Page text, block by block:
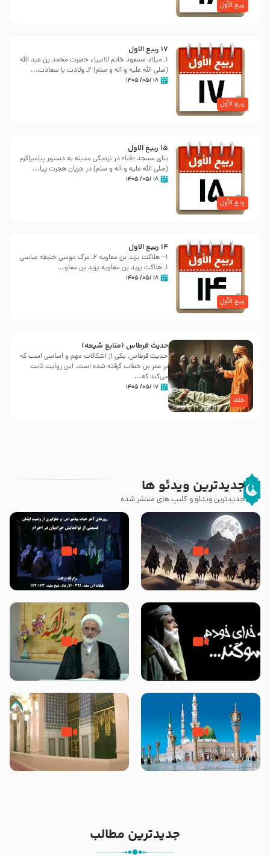
ربیع الأول
ربیع الأول
17 ربيع الاول
١ـ میلاد مسعود خاتم الانبیاء حضرت محمد بن عبد الله
‌(صلی الله علیه و آله و سلم) ٢ـ ولادت با سعادت...
۱۸ /۰۵/ ۱۴۰۵
ربیع الأول
15 ربيع الاول
بنای مسجد «قبا» در نزدیكی مدینه به دستور پیامبراكرم
(صلی الله علیه و آله و سلم) در جریان هجرت پیا...
۱۸ /۰۵/ ۱۴۰۵
ربیع الأول
14 ربيع الاول
1– هلاكت یزید بن معاویه ٢ـ مرگ موسی خلیفه عباسی
1ـ هلاكت یزید بن معاویه یزید بن معاو...
۱۸ /۰۵/ ۱۴۰۵
خلفا
حدیث قرطاس (منابع شیعه)
حدیث قرطاس، یکی از اشکالات مهم و اساسی است که
بر عمر بن خطاب گرفته شده است، این روایت ثابت
می‌کند که...
۱۷ /۰۵/ ۱۴۰۵
جدیدترین ویدئو ها
جدیدترین ویدئو و کلیپ های منتشر شده
‌‌‌‌‌‌‌داستان ترور نافرجام رسول خدا
صلی الله علیه و آله – شهادت
روزهای آخر حیات پیامبر اکرم صلی
الله علیه و آله – قسمتی از
خطبه حضرت سلمان سه روز پس از
شهادت پیامبر اکرم صلی الله علیه
مادر داعش – حجت الاسلام جباری
کیفیت سلام و صلوات بر پیامبر
اکرم صلی الله علیه و آله بعد از
زیارت پیامبر اکرم صلی الله علیه و
اله و سلم در مدینه به همراه
جدیدترین مطالب